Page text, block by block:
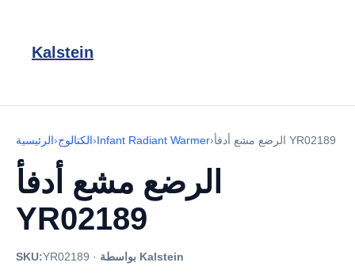
Kalstein
الرئيسية›الكتالوج›Infant Radiant Warmer› الرضع مشع أدفأ YR02189
الرضع مشع أدفأ
YR02189
SKU:YR02189 · بواسطة Kalstein